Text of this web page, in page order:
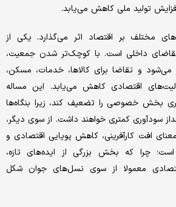
تولید ملی کاهش می‌یابد.
مختلف بر اقتصاد اثر می‌گذارد. یکی از
داخلی است. با کوچک‌تر شدن جمعیت،
می‌شود و تقاضا برای کالاها، خدمات، مسکن،
اقتصادی کاهش می‌یابد. این مساله
بخش خصوصی را تضعیف کند، زیرا بنگاه‌ها
سودآوری کمتری خواهند داشت. از سوی دیگر،
افت کارآفرینی، کاهش پویایی اقتصادی و
چرا که بخش بزرگی از ایده‌های تازه،
معمولا از سوی نسل‌های جوان شکل